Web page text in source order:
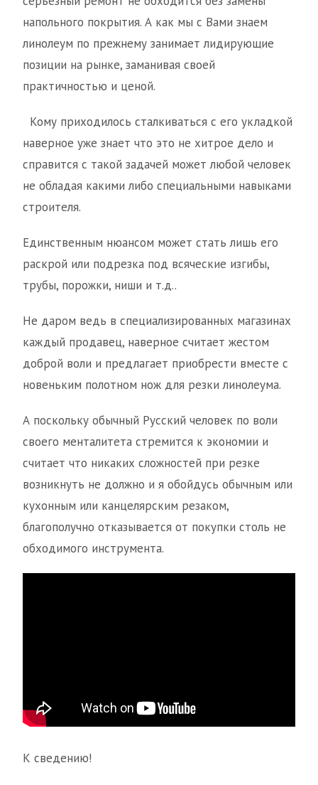
напольного покрытия. А как мы с Вами знаем
линолеум по прежнему занимает лидирующие
позиции на рынке, заманивая своей
практичностью и ценой.
Кому приходилось сталкиваться с его укладкой
наверное уже знает что это не хитрое дело и
справится с такой задачей может любой человек
не обладая какими либо специальными навыками
строителя.
Единственным нюансом может стать лишь его
раскрой или подрезка под всяческие изгибы,
трубы, порожки, ниши и т.д..
Не даром ведь в специализированных магазинах
каждый продавец, наверное считает жестом
доброй воли и предлагает приобрести вместе с
новеньким полотном нож для резки линолеума.
А поскольку обычный Русский человек по воли
своего менталитета стремится к экономии и
считает что никаких сложностей при резке
возникнуть не должно и я обойдусь обычным или
кухонным или канцелярским резаком,
благополучно отказывается от покупки столь не
обходимого инструмента.
К сведению!